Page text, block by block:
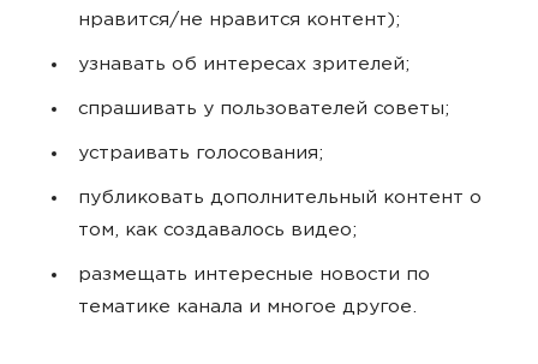
нравится/не нравится контент);
узнавать об интересах зрителей;
спрашивать у пользователей советы;
устраивать голосования;
публиковать дополнительный контент о
том, как создавалось видео;
размещать интересные новости по
тематике канала и многое другое.